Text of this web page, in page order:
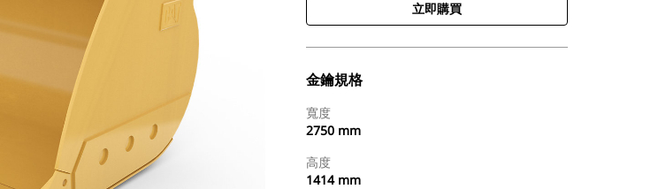
立即購買
金鑰規格
寬度
2750 mm
高度
1414 mm